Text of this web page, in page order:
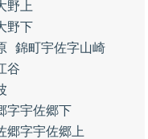
野上
野下
錦町宇佐字山崎
谷
字宇佐郷下
郷字宇佐郷上